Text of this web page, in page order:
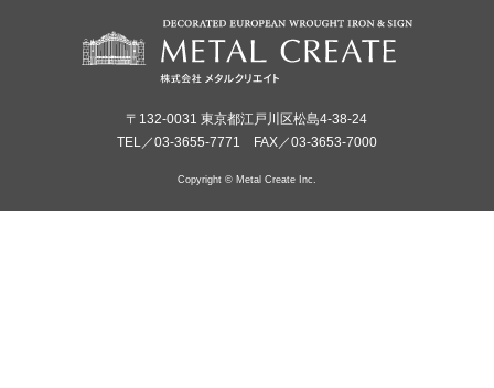
〒132-0031 東京都江戸川区松島4-38-24
TEL／03-3655-7771 FAX／03-3653-7000
Copyright © Metal Create Inc.